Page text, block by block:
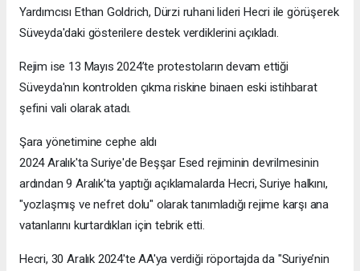
Yardımcısı Ethan Goldrich, Dürzi ruhani lideri Hecri ile görüşerek
Süveyda'daki gösterilere destek verdiklerini açıkladı.
Rejim ise 13 Mayıs 2024’te protestoların devam ettiği
Süveyda'nın kontrolden çıkma riskine binaen eski istihbarat
şefini vali olarak atadı.
Şara yönetimine cephe aldı
2024 Aralık'ta Suriye'de Beşşar Esed rejiminin devrilmesinin
ardından 9 Aralık'ta yaptığı açıklamalarda Hecri, Suriye halkını,
"yozlaşmış ve nefret dolu" olarak tanımladığı rejime karşı ana
vatanlarını kurtardıkları için tebrik etti.
Hecri, 30 Aralık 2024'te AA'ya verdiği röportajda da "Suriye’nin